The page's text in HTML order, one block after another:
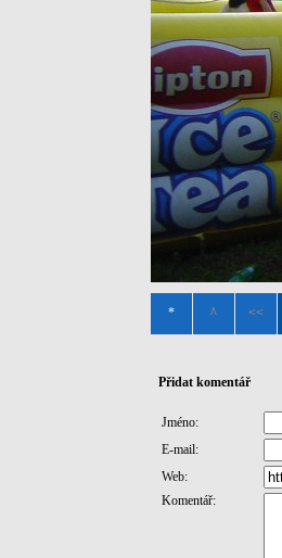
* ^ <<
Přidat komentář
Jméno:
E-mail:
Web:
Komentář: